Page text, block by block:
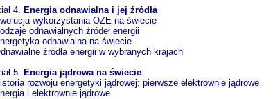
4. Energia odnawialna i jej źródła
wykorzystania OZE na świecie
odnawialnych źródeł energii
odnawialna na świecie
źródła energii w wybranych krajach
5. Energia jądrowa na świecie
rozwoju energetyki jądrowej: pierwsze elektrownie jądrowe
i elektrownie jądrowe